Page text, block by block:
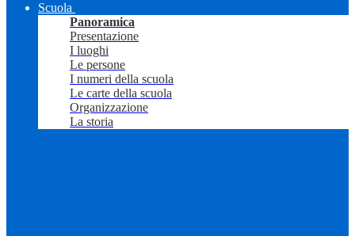
Scuola
Panoramica
Presentazione
I luoghi
Le persone
I numeri della scuola
Le carte della scuola
Organizzazione
La storia